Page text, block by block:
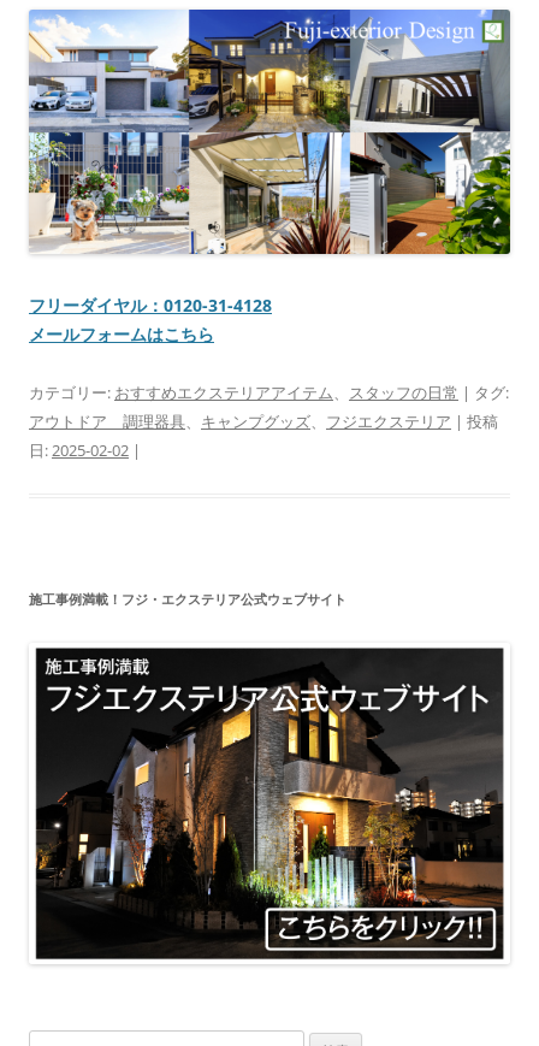
フリーダイヤル：0120-31-4128
メールフォームはこちら
カテゴリー: おすすめエクステリアアイテム、 スタッフの日常 | タグ:
アウトドア 調理器具、 キャンプグッズ、 フジエクステリア | 投稿
日:2025-02-02 |
施工事例満載！フジ・エクステリア公式ウェブサイト